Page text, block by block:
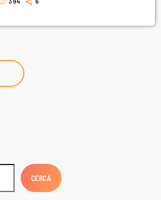
CERCA